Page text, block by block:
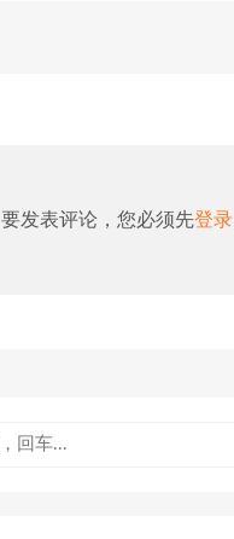
要发表评论，您必须先登录